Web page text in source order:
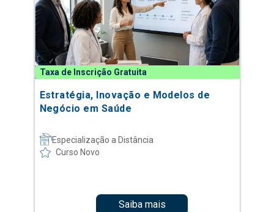
Taxa de Inscrição Gratuita
Estratégia, Inovação e Modelos de
Negócio em Saúde
Especialização a Distância
Curso Novo
Saiba mais